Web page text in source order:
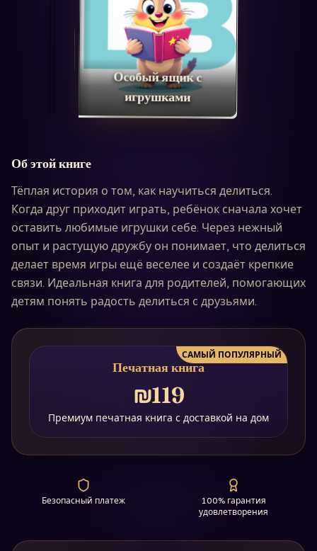
Особый ящик с
игрушками
Об этой книге
Тёплая история о том, как научиться делиться.
Когда друг приходит играть, ребёнок сначала хочет
оставить любимые игрушки себе. Через нежный
опыт и растущую дружбу он понимает, что делиться
делает время игры ещё веселее и создаёт крепкие
связи. Идеальная книга для родителей, помогающих
детям понять радость делиться с друзьями.
САМЫЙ ПОПУЛЯРНЫЙ
Печатная книга
₪119
Премиум печатная книга с доставкой на дом
Безопасный платеж
100% гарантия
удовлетворения